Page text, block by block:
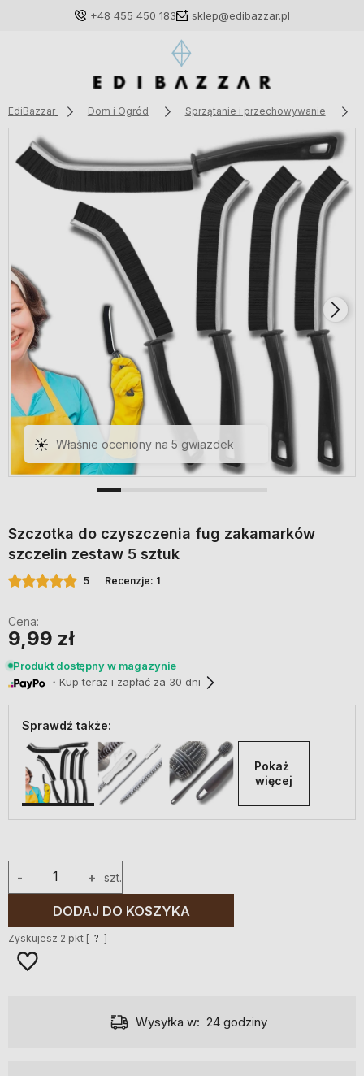
+48 455 450 183 sklep@edibazzar.pl
Zaloguj się
Załóż konto
Wybierz coś dla siebie z naszej aktualnej oferty lub
zaloguj się, aby przywrócić dodane produkty do listy
z poprzedniej sesji.
EdiBazzar Dom i Ogród Sprzątanie i przechowywanie
Świetny zestaw! Szczotki twarde,
idealne do fug i zakamarków
szybka dostawa, obsługa na
medal!
Szczotka do czyszczenia fug zakamarków
szczelin zestaw 5 sztuk
5 Recenzje: 1
Cena:
9,99 zł
Produkt dostępny w magazynie
・Kup teraz i zapłać za 30 dni
Sprawdź także:
Pokaż
więcej
+
- szt.
DODAJ DO KOSZYKA
Zyskujesz 2 pkt [ ? ]
Wysyłka w: 24 godziny